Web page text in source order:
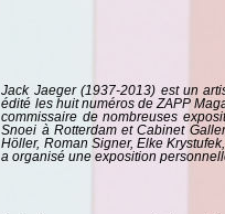
Jack Jaeger (1937-2013) est un
édité les huit numéros de ZAPP
commissaire de nombreuses
Snoei à Rotterdam et Cabinet
Höller, Roman Signer, Elke
a organisé une exposition